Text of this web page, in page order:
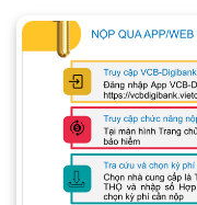
Locknlock, Mishio,